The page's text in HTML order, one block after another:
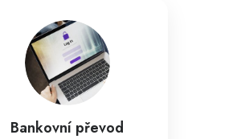
Bankovní převod